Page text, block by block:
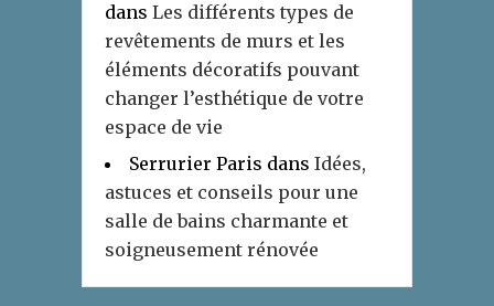
dans Les différents types de
revêtements de murs et les
éléments décoratifs pouvant
changer l’esthétique de votre
espace de vie
Serrurier Paris dans Idées,
astuces et conseils pour une
salle de bains charmante et
soigneusement rénovée